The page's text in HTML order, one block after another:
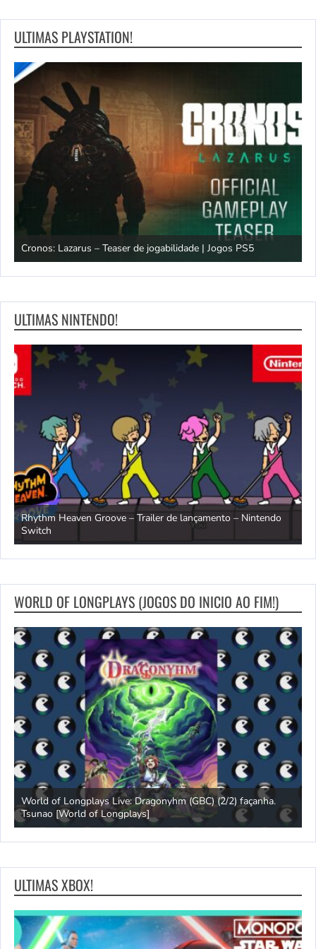
ULTIMAS PLAYSTATION!
Cronos: Lazarus – Teaser de jogabilidade | Jogos PS5
ULTIMAS NINTENDO!
Rhythm Heaven Groove – Trailer de lançamento – Nintendo
Switch
WORLD OF LONGPLAYS (JOGOS DO INICIO AO FIM!)
World of Longplays Live: Dragonyhm (GBC) (2/2) façanha.
Tsunao [World of Longplays]
ULTIMAS XBOX!